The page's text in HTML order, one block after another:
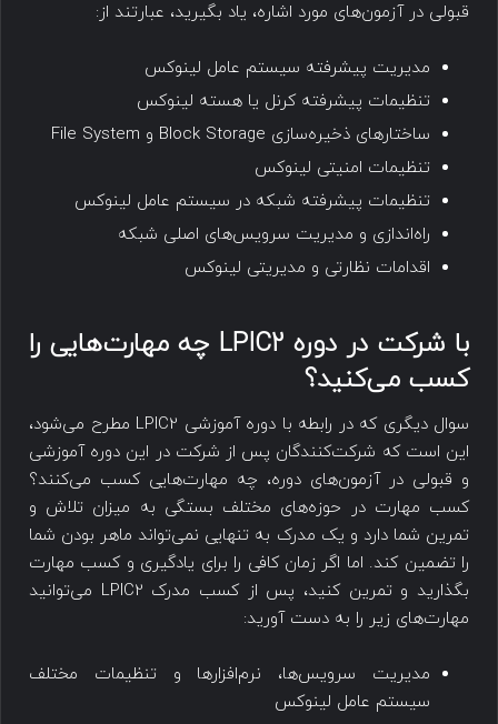
قبولی در آزمون‌های مورد اشاره، یاد بگیرید، عبارتند از:
مدیریت پیشرفته سیستم عامل لینوکس
تنظیمات پیشرفته کرنل یا هسته لینوکس
ساختارهای ذخیره‌سازی Block Storage و File System
تنظیمات امنیتی لینوکس
تنظیمات پیشرفته شبکه در سیستم عامل لینوکس
راه‌اندازی و مدیریت سرویس‌های اصلی شبکه
اقدامات نظارتی و مدیریتی لینوکس
با شرکت در دوره LPIC2 چه مهارت‌هایی را
کسب می‌کنید؟
سوال دیگری که در رابطه با دوره آموزشی LPIC2 مطرح می‌شود،
این است که شرکت‌کنندگان پس از شرکت در این دوره آموزشی
و قبولی در آزمون‌های دوره، چه مهارت‌هایی کسب می‌کنند؟
کسب مهارت در حوزه‌های مختلف بستگی به میزان تلاش و
تمرین شما دارد و یک مدرک به تنهایی نمی‌تواند ماهر بودن شما
را تضمین کند. اما اگر زمان کافی را برای یادگیری و کسب مهارت
بگذارید و تمرین کنید، پس از کسب مدرک LPIC2 می‌توانید
مهارت‌های زیر را به دست آورید:
مدیریت سرویس‌ها، نرم‌افزارها و تنظیمات مختلف
سیستم عامل لینوکس